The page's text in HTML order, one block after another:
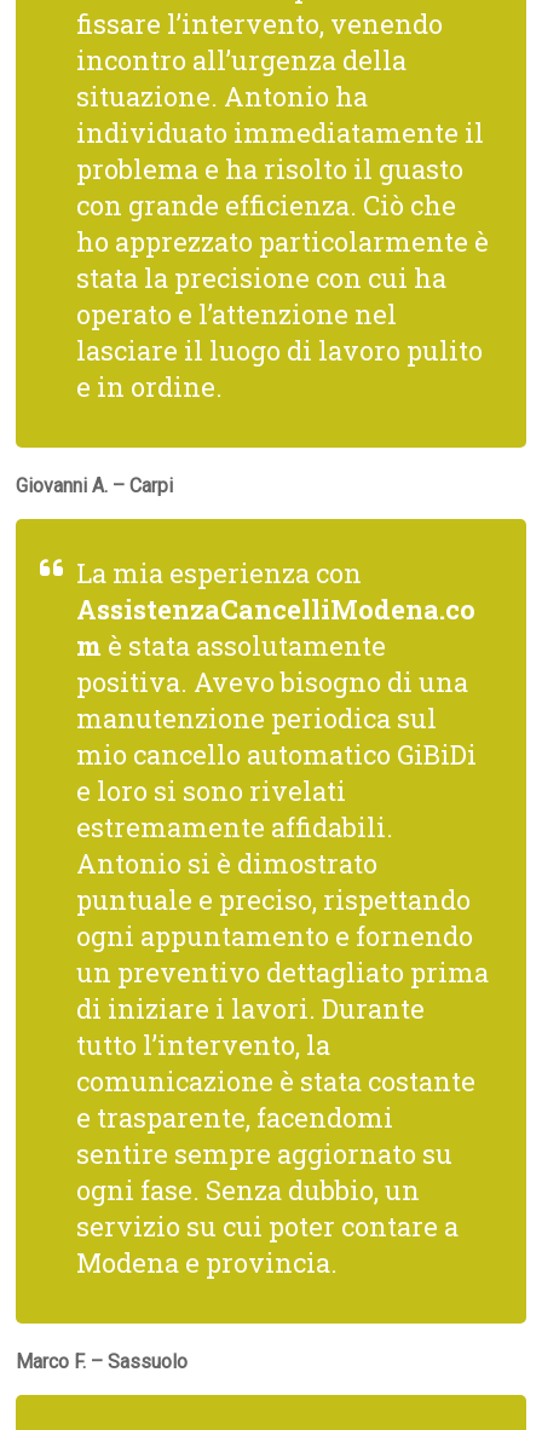
fissare l’intervento, venendo
incontro all’urgenza della
situazione. Antonio ha
individuato immediatamente il
problema e ha risolto il guasto
con grande efficienza. Ciò che
ho apprezzato particolarmente è
stata la precisione con cui ha
operato e l’attenzione nel
lasciare il luogo di lavoro pulito
e in ordine.
Giovanni A. – Carpi
La mia esperienza con
AssistenzaCancelliModena.co
m è stata assolutamente
positiva. Avevo bisogno di una
manutenzione periodica sul
mio cancello automatico GiBiDi
e loro si sono rivelati
estremamente affidabili.
Antonio si è dimostrato
puntuale e preciso, rispettando
ogni appuntamento e fornendo
un preventivo dettagliato prima
di iniziare i lavori. Durante
tutto l’intervento, la
comunicazione è stata costante
e trasparente, facendomi
sentire sempre aggiornato su
ogni fase. Senza dubbio, un
servizio su cui poter contare a
Modena e provincia.
Marco F. – Sassuolo